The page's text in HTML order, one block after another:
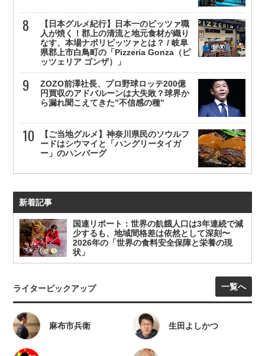
【日本グルメ紀行】日本一のピッツァ職
人が焼く！郡上の清流と地元食材が織り
なす、本場ナポリピッツァとは？ / 岐阜
県郡上市白鳥町の「Pizzeria Gonza（ピ
ッツェリア ゴンザ）」
ZOZO前澤社長、プロ野球ロッテ200億
円買収のアドバルーンは大失敗？球界か
ら漏れ聞こえてきた”不信感の種”
【ご当地グルメ】神奈川県民のソウルフ
ードはシウマイと「ハングリータイガ
ー」のハンバーグ
新着記事
国連リポート：世界の飢餓人口は3年連続で減
少するも、地域間格差は依然として深刻〜
2026年の「世界の食料安全保障と栄養の現
状」
ライターピックアップ 一覧へ
麻布市兵衛 生田よしかつ